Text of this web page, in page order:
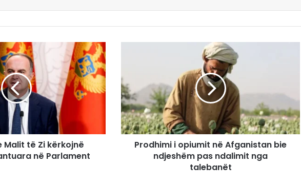
Malit të Zi kërkojnë
në Parlament
Prodhimi i opiumit në Afganistan bie
ndjeshëm pas ndalimit nga
talebanët